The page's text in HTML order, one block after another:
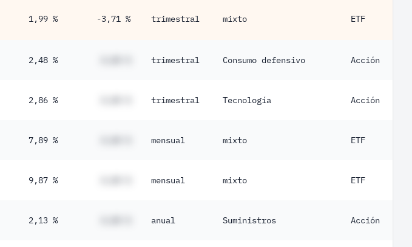
1,99 % -3,71 % trimestral mixto ETF
2,48 % trimestral Consumo defensivo Acción
2,86 % trimestral Tecnología Acción
7,89 % mensual mixto ETF
9,87 % mensual mixto ETF
2,13 % anual Suministros Acción